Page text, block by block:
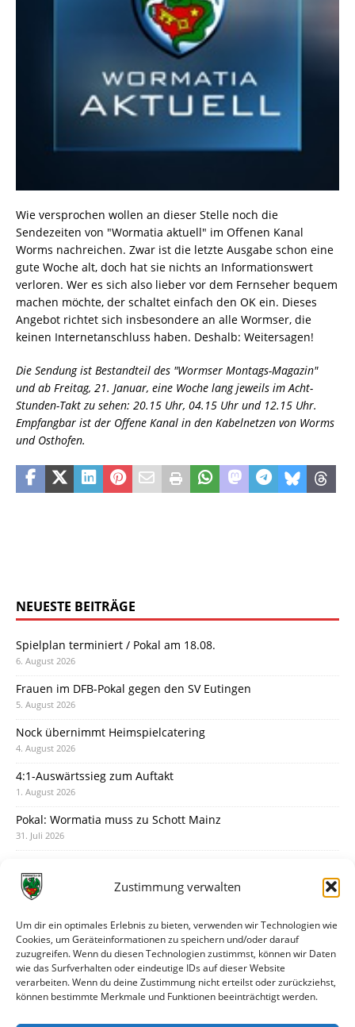
Zustimmung verwalten
Um dir ein optimales Erlebnis zu bieten, verwenden wir Technologien wie
Cookies, um Geräteinformationen zu speichern und/oder darauf
zuzugreifen. Wenn du diesen Technologien zustimmst, können wir Daten
wie das Surfverhalten oder eindeutige IDs auf dieser Website
verarbeiten. Wenn du deine Zustimmung nicht erteilst oder zurückziehst,
können bestimmte Merkmale und Funktionen beeinträchtigt werden.
Wie versprochen wollen an dieser Stelle noch die
Sendezeiten von "Wormatia aktuell" im Offenen Kanal
Worms nachreichen. Zwar ist die letzte Ausgabe schon eine
gute Woche alt, doch hat sie nichts an Informationswert
verloren. Wer es sich also lieber vor dem Fernseher bequem
machen möchte, der schaltet einfach den OK ein. Dieses
Angebot richtet sich insbesondere an alle Wormser, die
keinen Internetanschluss haben. Deshalb: Weitersagen!
Die Sendung ist Bestandteil des "Wormser Montags-Magazin"
und ab Freitag, 21. Januar, eine Woche lang jeweils im Acht-
Stunden-Takt zu sehen: 20.15 Uhr, 04.15 Uhr und 12.15 Uhr.
Empfangbar ist der Offene Kanal in den Kabelnetzen von Worms
und Osthofen.
NEUESTE BEITRÄGE
Spielplan terminiert / Pokal am 18.08.
6. August 2026
Frauen im DFB-Pokal gegen den SV Eutingen
5. August 2026
Nock übernimmt Heimspielcatering
4. August 2026
4:1-Auswärtssieg zum Auftakt
1. August 2026
Pokal: Wormatia muss zu Schott Mainz
31. Juli 2026
30. Juli 2026
28. Juli 2026
Neuer Rückensponsor
28. Juli 2026
Neue Podcast-Folge: So tickt Björn!